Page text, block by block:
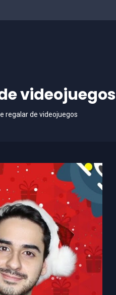
videojuegos
regalar de videojuegos